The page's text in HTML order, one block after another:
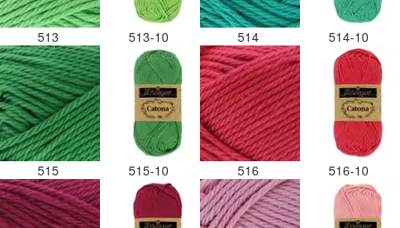
513 513-10 514 514-10
515 515-10 516 516-10